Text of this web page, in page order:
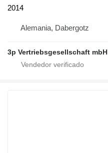
2014
Alemania, Dabergotz
3p Vertriebsgesellschaft mbH